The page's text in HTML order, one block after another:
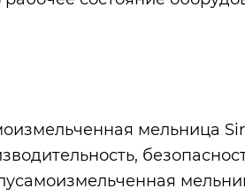
мельница